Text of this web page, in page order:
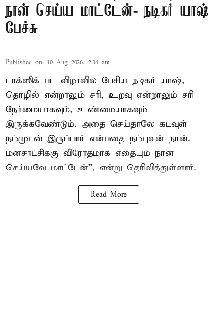
நான் செய்ய மாட்டேன்- நடிகர் யாஷ்
பேச்சு
Published on: 10 Aug 2026, 2:04 am
டாக்ஸிக் பட விழாவில் பேசிய நடிகர் யாஷ்,
தொழில் என்றாலும் சரி, உறவு என்றாலும் சரி
நேர்மையாகவும், உண்மையாகவும்
இருக்கவேண்டும். அதை செய்தாலே கடவுள்
நம்முடன் இருப்பார் என்பதை நம்புவன் நான்.
மனசாட்சிக்கு விரோதமாக எதையும் நான்
செய்யவே மாட்டேன்'', என்று தெரிவித்துள்ளார்.
Read More